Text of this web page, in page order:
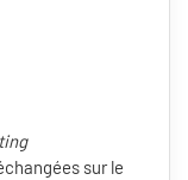
sur le